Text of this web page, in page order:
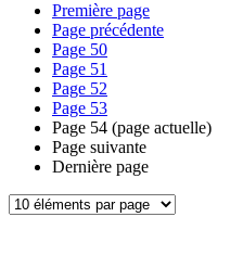
Première page
Page précédente
Page 50
Page 51
Page 52
Page 53
Page 54 (page actuelle)
Page suivante
Dernière page